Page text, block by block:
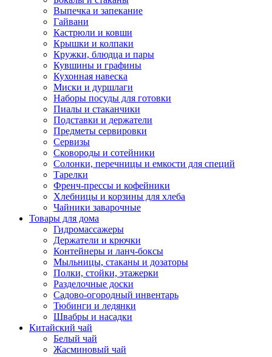
Выпечка и запекание
Гайвани
Кастрюли и ковши
Крышки и колпаки
Кружки, блюдца и пары
Кувшины и графины
Кухонная навеска
Миски и дуршлаги
Наборы посуды для готовки
Пиалы и стаканчики
Подставки и держатели
Предметы сервировки
Сервизы
Сковороды и сотейники
Солонки, перечницы и емкости для специй
Тарелки
Френч-прессы и кофейники
Хлебницы и корзины для хлеба
Чайники заварочные
Товары для дома
Гидромассажеры
Держатели и крючки
Контейнеры и ланч-боксы
Мыльницы, стаканы и дозаторы
Полки, стойки, этажерки
Разделочные доски
Садово-огородный инвентарь
Тюбинги и ледянки
Швабры и насадки
Китайский чай
Белый чай
Жасминовый чай